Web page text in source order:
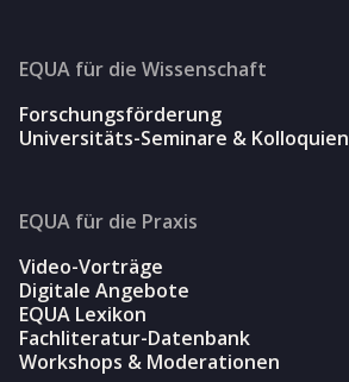
EQUA für die Wissenschaft
Forschungsförderung
Universitäts-Seminare & Kolloquien
EQUA für die Praxis
Video-Vorträge
Digitale Angebote
EQUA Lexikon
Fachliteratur-Datenbank
Workshops & Moderationen